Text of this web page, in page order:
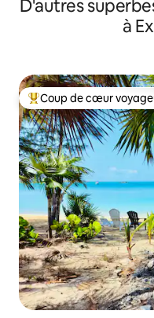
D'autres
à
Coup de cœur
Coup de cœur